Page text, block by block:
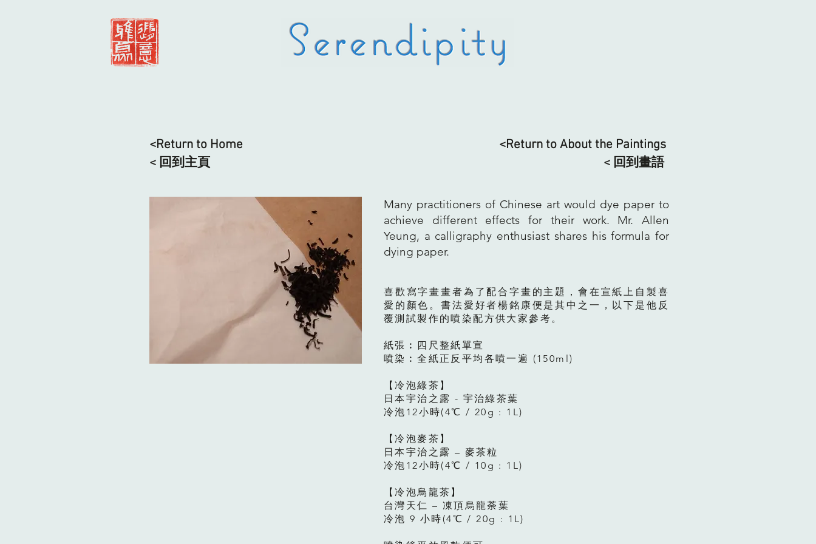
<Return to Home
< 回到主頁
<Return to About the Paintings
< 回到畫語
Many practitioners of Chinese art would dye paper to
achieve different effects for their work. Mr. Allen
Yeung, a calligraphy enthusiast shares his formula for
dying paper.
喜歡寫字畫畫者為了配合字畫的主題，會在宣紙上自製喜
愛的顏色。書法愛好者楊銘康便是其中之一，以下是他反
覆測試製作的噴染配方供大家參考。
紙張︰四尺整紙單宣
噴染︰全紙正反平均各噴一遍 (150ml)
【冷泡綠茶】
日本宇治之露 - 宇治綠茶葉
冷泡12小時(4℃ / 20g : 1L)
【冷泡⿆茶】
日本宇治之露 – 麥茶粒
冷泡12小時(4℃ / 10g : 1L)
【冷泡烏龍茶】
台灣天仁 – 凍頂烏龍荼葉
冷泡 9 小時(4℃ / 20g : 1L)